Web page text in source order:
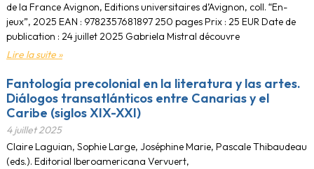
de la France Avignon, Editions universitaires d’Avignon, coll. “En-
jeux”, 2025 EAN : 9782357681897 250 pages Prix : 25 EUR Date de
publication : 24 juillet 2025 Gabriela Mistral découvre
Lire la suite »
Fantología precolonial en la literatura y las artes.
Diálogos transatlánticos entre Canarias y el
Caribe (siglos XIX-XXI)
4 juillet 2025
Claire Laguian, Sophie Large, Joséphine Marie, Pascale Thibaudeau
(eds.). Editorial Iberoamericana Vervuert,